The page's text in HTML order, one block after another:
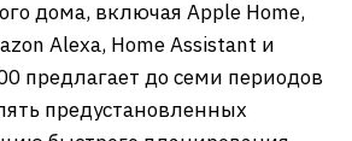
дома, включая Apple Home,
Alexa, Home Assistant и
предлагает до семи периодов
предустановленных